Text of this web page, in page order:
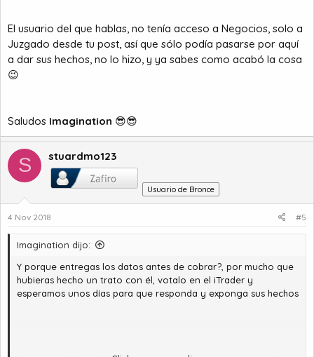
El usuario del que hablas, no tenía acceso a Negocios, solo a
Juzgado desde tu post, así que sólo podía pasarse por aquí
a dar sus hechos, no lo hizo, y ya sabes como acabó la cosa
😉
Saludos Imagination 😎😎
S stuardmo123
Usuario de Bronce
4 Nov 2018 #5
Imagination dijo:
Y porque entregas los datos antes de cobrar?, por mucho que
hubieras hecho un trato con él, votalo en el iTrader y
esperamos unos días para que responda y exponga sus hechos